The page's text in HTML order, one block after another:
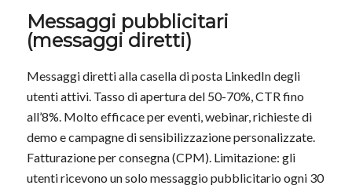
Messaggi pubblicitari
(messaggi diretti)
Messaggi diretti alla casella di posta LinkedIn degli
utenti attivi. Tasso di apertura del 50-70%, CTR fino
all’8%. Molto efficace per eventi, webinar, richieste di
demo e campagne di sensibilizzazione personalizzate.
Fatturazione per consegna (CPM). Limitazione: gli
utenti ricevono un solo messaggio pubblicitario ogni 30